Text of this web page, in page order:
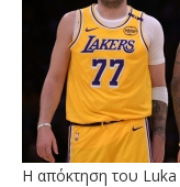
H απόκτηση του